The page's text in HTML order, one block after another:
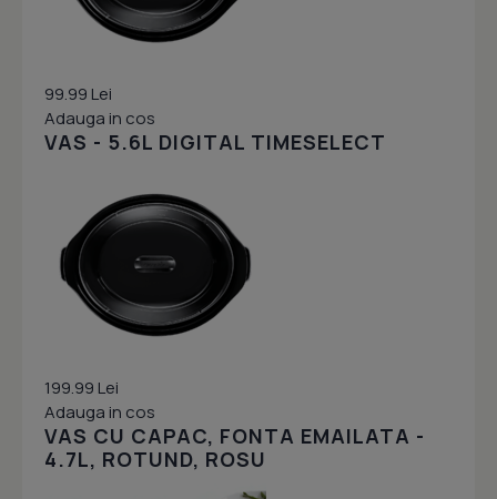
99.99 Lei
Adauga in cos
VAS - 5.6L DIGITAL TIMESELECT
199.99 Lei
Adauga in cos
VAS CU CAPAC, FONTA EMAILATA -
4.7L, ROTUND, ROSU